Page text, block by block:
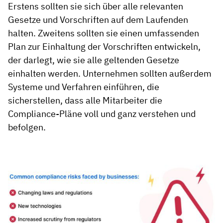
Erstens sollten sie sich über alle relevanten
Gesetze und Vorschriften auf dem Laufenden
halten. Zweitens sollten sie einen umfassenden
Plan zur Einhaltung der Vorschriften entwickeln,
der darlegt, wie sie alle geltenden Gesetze
einhalten werden. Unternehmen sollten außerdem
Systeme und Verfahren einführen, die
sicherstellen, dass alle Mitarbeiter die
Compliance-Pläne voll und ganz verstehen und
befolgen.